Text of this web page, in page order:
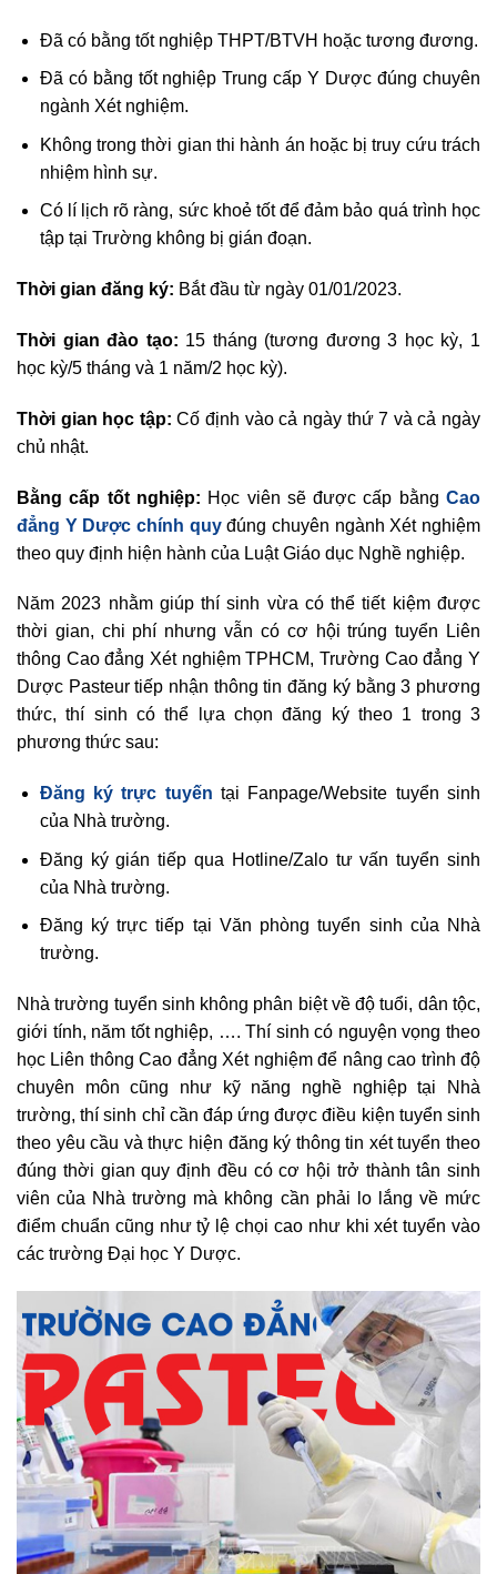
Đã có bằng tốt nghiệp THPT/BTVH hoặc tương đương.
Đã có bằng tốt nghiệp Trung cấp Y Dược đúng chuyên
ngành Xét nghiệm.
Không trong thời gian thi hành án hoặc bị truy cứu trách
nhiệm hình sự.
Có lí lịch rõ ràng, sức khoẻ tốt để đảm bảo quá trình học
tập tại Trường không bị gián đoạn.
Thời gian đăng ký: Bắt đầu từ ngày 01/01/2023.
Thời gian đào tạo: 15 tháng (tương đương 3 học kỳ, 1
học kỳ/5 tháng và 1 năm/2 học kỳ).
Thời gian học tập: Cố định vào cả ngày thứ 7 và cả ngày
chủ nhật.
Bằng cấp tốt nghiệp: Học viên sẽ được cấp bằngCao
đẳng Y Dược chính quyđúng chuyên ngành Xét nghiệm
theo quy định hiện hành của Luật Giáo dục Nghề nghiệp.
Năm 2023 nhằm giúp thí sinh vừa có thể tiết kiệm được
thời gian, chi phí nhưng vẫn có cơ hội trúng tuyển Liên
thông Cao đẳng Xét nghiệm TPHCM, Trường Cao đẳng Y
Dược Pasteur tiếp nhận thông tin đăng ký bằng 3 phương
thức, thí sinh có thể lựa chọn đăng ký theo 1 trong 3
phương thức sau:
Đăng ký trực tuyến tại Fanpage/Website tuyển sinh
của Nhà trường.
Đăng ký gián tiếp qua Hotline/Zalo tư vấn tuyển sinh
của Nhà trường.
Đăng ký trực tiếp tại Văn phòng tuyển sinh của Nhà
trường.
Nhà trường tuyển sinh không phân biệt về độ tuổi, dân tộc,
giới tính, năm tốt nghiệp, …. Thí sinh có nguyện vọng theo
học Liên thông Cao đẳng Xét nghiệm để nâng cao trình độ
chuyên môn cũng như kỹ năng nghề nghiệp tại Nhà
trường, thí sinh chỉ cần đáp ứng được điều kiện tuyển sinh
theo yêu cầu và thực hiện đăng ký thông tin xét tuyển theo
đúng thời gian quy định đều có cơ hội trở thành tân sinh
viên của Nhà trường mà không cần phải lo lắng về mức
điểm chuẩn cũng như tỷ lệ chọi cao như khi xét tuyển vào
các trường Đại học Y Dược.